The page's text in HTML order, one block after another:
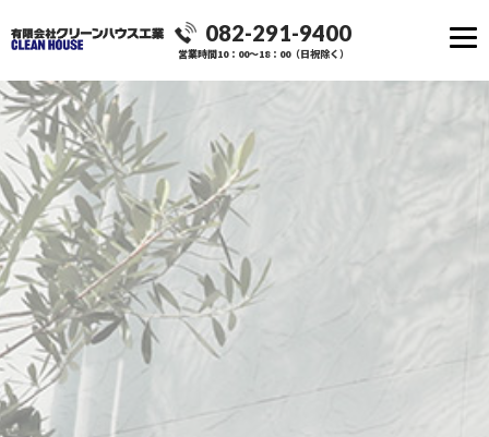
082-291-9400
営業時間10：00～18：00（日祝除く）